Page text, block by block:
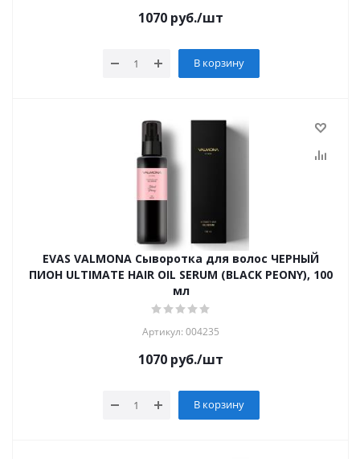
1070 руб./шт
В корзину
EVAS VALMONA Сыворотка для волос ЧЕРНЫЙ
ПИОН ULTIMATE HAIR OIL SERUM (BLACK PEONY), 100
мл
Артикул: 004235
1070 руб./шт
В корзину